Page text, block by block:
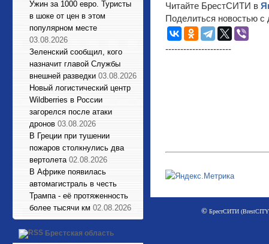
Ужин за 1000 евро. Туристы
в шоке от цен в этом
популярном месте
03.08.2026
Зеленский сообщил, кого
назначит главой Службы
внешней разведки 03.08.2026
Новый логистический центр
Wildberries в России
загорелся после атаки
дронов 03.08.2026
В Греции при тушении
пожаров столкнулись два
вертолета 02.08.2026
В Африке появилась
автомагистраль в честь
Трампа - её протяженность
более тысячи км 02.08.2026
Брестская область
Читайте БрестСИТИ в
Поделиться новостью с
----------------------
©БрестСИТИ (BrestCITY)